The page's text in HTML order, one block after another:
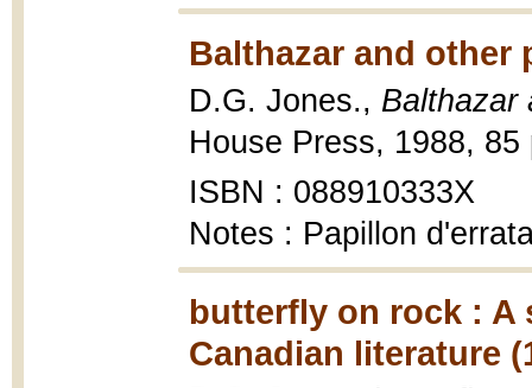
Balthazar and other
D.G. Jones., Balthazar
House Press, 1988,
ISBN : 088910333X
Notes : Papillon
butterfly on rock : A
Canadian literature